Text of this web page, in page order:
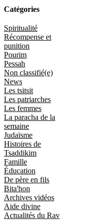
Catégories
Spiritualité
Récompense et
punition
Pourim
Pessah
Non classifié(e)
News
Les tsitsit
Les patriarches
Les femmes
La paracha de la
semaine
Judaïsme
Histoires de
Tsaddikim
Famille
Éducation
De père en fils
Bita'hon
Archives vidéos
Aide divine
Actualités du Rav